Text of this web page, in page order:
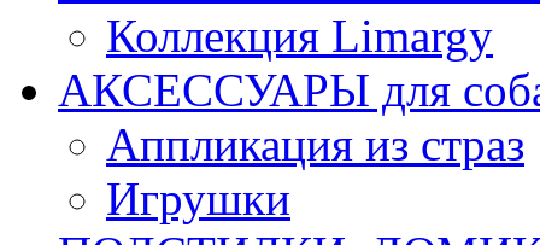
Коллекция Limargy
АКСЕССУАРЫ для
Аппликация из страз
Игрушки